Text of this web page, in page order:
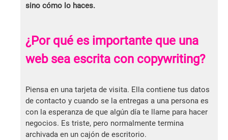
sino cómo lo haces.
¿Por qué es importante que una
web sea escrita con copywriting?
Piensa en una tarjeta de visita. Ella contiene tus datos
de contacto y cuando se la entregas a una persona es
con la esperanza de que algún día te llame para hacer
negocios. Es triste, pero normalmente termina
archivada en un cajón de escritorio.